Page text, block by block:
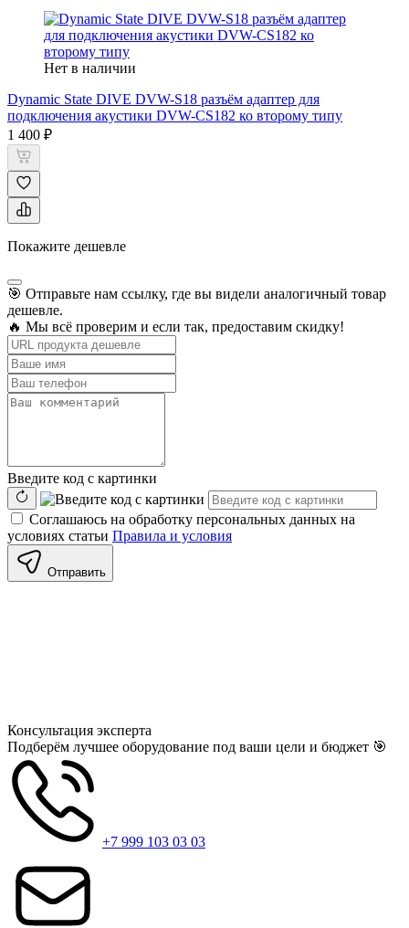
Нет в наличии
Dynamic State DIVE DVW-S18 разъём адаптер для
подключения акустики DVW-CS182 ко второму типу
1 400 ₽
Покажите дешевле
🎯 Отправьте нам ссылку, где вы видели аналогичный товар
дешевле.
🔥 Мы всё проверим и если так, предоставим скидку!
Введите код с картинки
Соглашаюсь на обработку персональных данных на
условиях статьи Правила и условия
Отправить
Консультация эксперта
Подберём лучшее оборудование под ваши цели и бюджет 🎯
+7 999 103 03 03